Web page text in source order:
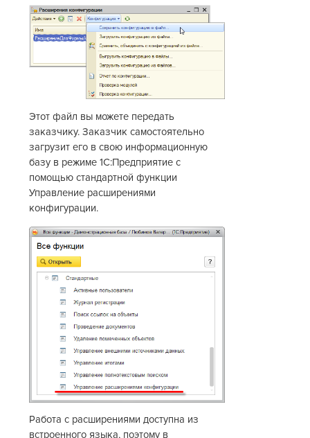
Этот файл вы можете передать
заказчику. Заказчик самостоятельно
загрузит его в свою информационную
базу в режиме 1С:Предприятие с
помощью стандартной функции
Управление расширениями
конфигурации.
Работа с расширениями доступна из
встроенного языка, поэтому в